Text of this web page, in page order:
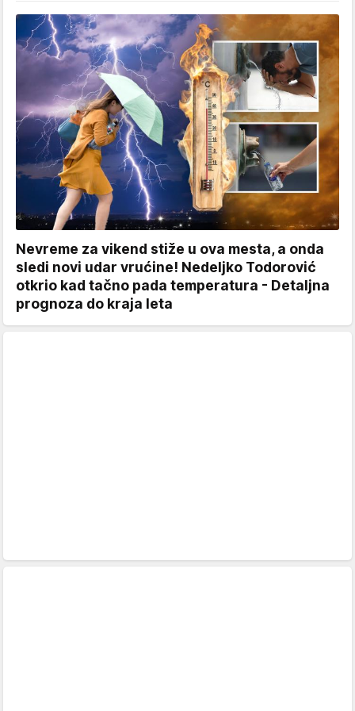
Nevreme za vikend stiže u ova mesta, a onda
sledi novi udar vrućine! Nedeljko Todorović
otkrio kad tačno pada temperatura - Detaljna
prognoza do kraja leta